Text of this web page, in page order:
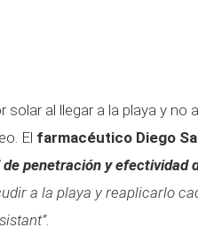
al llegar a la playa y
El farmacéutico Diego
penetración y efectividad
a la playa y reaplicarlo